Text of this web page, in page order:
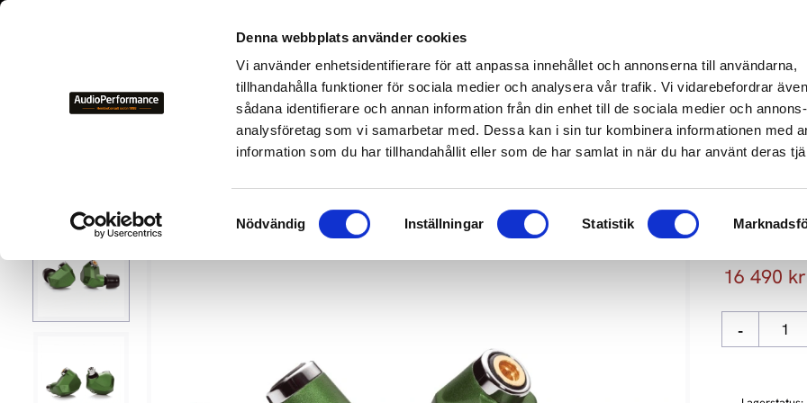
Denna webbplats använder cookies
Vi använder enhetsidentifierare för att anpassa innehållet och annonserna till användarna,
tillhandahålla funktioner för sociala medier och analysera vår trafik. Vi vidarebefordrar
sådana identifierare och annan information från din enhet till de sociala medier och
analysföretag som vi samarbetar med. Dessa kan i sin tur kombinera informationen med
information som du har tillhandahållit eller som de har samlat in när du har använt deras
a
Nödvändig Inställningar Statistik
BEGAGNAD HIFI TILLVERKARE SKIVSPELARE STEREO HEMMABIO
Tillverkare C Campfire Audio
SEA
Nedsatt
16 490 kr
-